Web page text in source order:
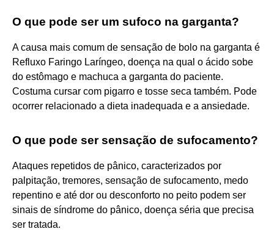
O que pode ser um sufoco na garganta?
A causa mais comum de sensação de bolo na garganta é
Refluxo Faringo Laríngeo, doença na qual o ácido sobe
do estômago e machuca a garganta do paciente.
Costuma cursar com pigarro e tosse seca também. Pode
ocorrer relacionado a dieta inadequada e a ansiedade.
O que pode ser sensação de sufocamento?
Ataques repetidos de pânico, caracterizados por
palpitação, tremores, sensação de sufocamento, medo
repentino e até dor ou desconforto no peito podem ser
sinais de síndrome do pânico, doença séria que precisa
ser tratada.